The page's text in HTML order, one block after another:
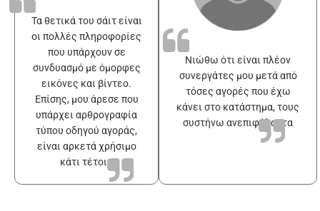
Τα θετικά του σάιτ είναι
οι πολλές πληροφορίες
που υπάρχουν σε
συνδυασμό με όμορφες
εικόνες και βίντεο.
Επίσης, μου άρεσε που
υπάρχει αρθρογραφία
τύπου οδηγού αγοράς,
είναι αρκετά χρήσιμο
κάτι τέτοιο
Νιώθω ότι είναι πλέον
συνεργάτες μου μετά από
τόσες αγορές που έχω
κάνει στο κατάστημα, τους
συστήνω ανεπιφύλακτα